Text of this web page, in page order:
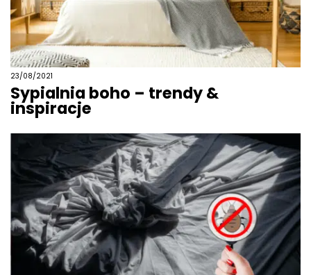
23/08/2021
Sypialnia boho – trendy &
inspiracje